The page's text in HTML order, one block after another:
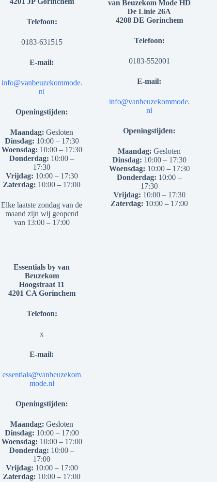
Telefoon:
0183-631515
E-mail:
info@vanbeuzekommode.
nl
Openingstijden:
Maandag: Gesloten
Dinsdag: 10:00 – 17:30
Woensdag: 10:00 – 17:30
Donderdag: 10:00 –
17:30
Vrijdag: 10:00 – 17:30
Zaterdag: 10:00 – 17:00
Elke laatste zondag van de
maand zijn wij geopend
van 13:00 – 17:00
van Beuzekom Mode HD
De Linie 26A
4208 DE Gorinchem
Telefoon:
0183-552001
E-mail:
info@vanbeuzekommode.
nl
Openingstijden:
Maandag: Gesloten
Dinsdag: 10:00 – 17:30
Woensdag: 10:00 – 17:30
Donderdag: 10:00 –
17:30
Vrijdag: 10:00 – 17:30
Zaterdag: 10:00 – 17:00
Essentials by van
Beuzekom
Hoogstraat 11
4201 CA Gorinchem
Telefoon:
x
E-mail:
essentials@vanbeuzekom
mode.nl
Openingstijden:
Maandag: Gesloten
Dinsdag: 10:00 – 17:00
Woensdag: 10:00 – 17:00
Donderdag: 10:00 –
17:00
Vrijdag: 10:00 – 17:00
Zaterdag: 10:00 – 17:00